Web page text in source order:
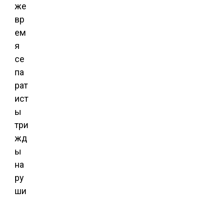
же
вр
ем
я
се
па
рат
ист
ы
три
жд
ы
на
ру
ши